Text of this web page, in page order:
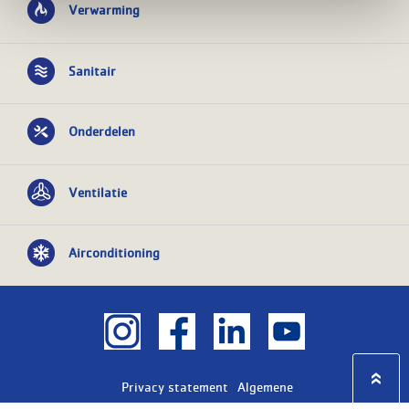
Verwarming
Sanitair
Onderdelen
Ventilatie
Airconditioning
Privacy statement
Algemene